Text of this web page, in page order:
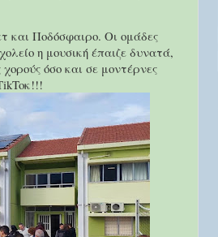
και Ποδόσφαιρο. Οι ομάδες
η μουσική έπαιζε δυνατά,
όσο και σε μοντέρνες